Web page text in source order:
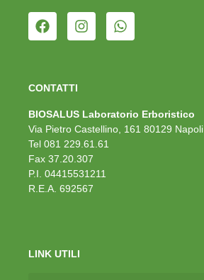
CONTATTI
BIOSALUS Laboratorio Erboristico
Via Pietro Castellino, 161 80129 Napoli
Tel 081 229.61.61
Fax 37.20.307
P.I. 04415531211
R.E.A. 692567
LINK UTILI